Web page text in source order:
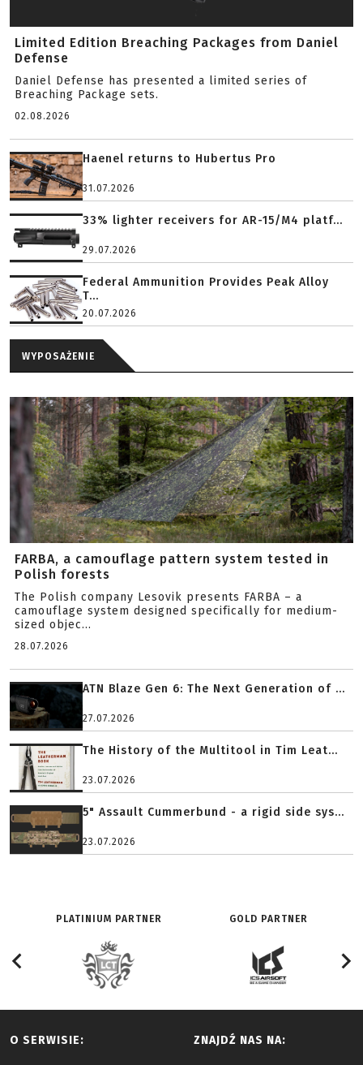
Limited Edition Breaching Packages from Daniel
Defense
Daniel Defense has presented a limited series of
Breaching Package sets.
02.08.2026
Haenel returns to Hubertus Pro
31.07.2026
33% lighter receivers for AR-15/M4 platf...
29.07.2026
Federal Ammunition Provides Peak Alloy
T...
20.07.2026
WYPOSAŻENIE
FARBA, a camouflage pattern system tested in
Polish forests
The Polish company Lesovik presents FARBA – a
camouflage system designed specifically for medium-
sized objec...
28.07.2026
ATN Blaze Gen 6: The Next Generation of ...
27.07.2026
The History of the Multitool in Tim Leat...
23.07.2026
5" Assault Cummerbund - a rigid side sys...
23.07.2026
PLATINIUM PARTNER GOLD PARTNER
O SERWISIE: ZNAJDŹ NAS NA: